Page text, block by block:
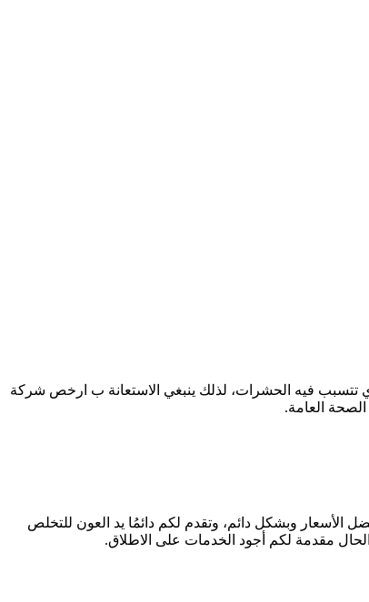
تتسبب فيه الحشرات، لذلك ينبغي الاستعانة ب ارخص شركة
العامة.
وبشكل دائم، وتقدم لكم دائمُا يد العون للتخلص
الحال مقدمة لكم أجود الخدمات على الاطلاق.